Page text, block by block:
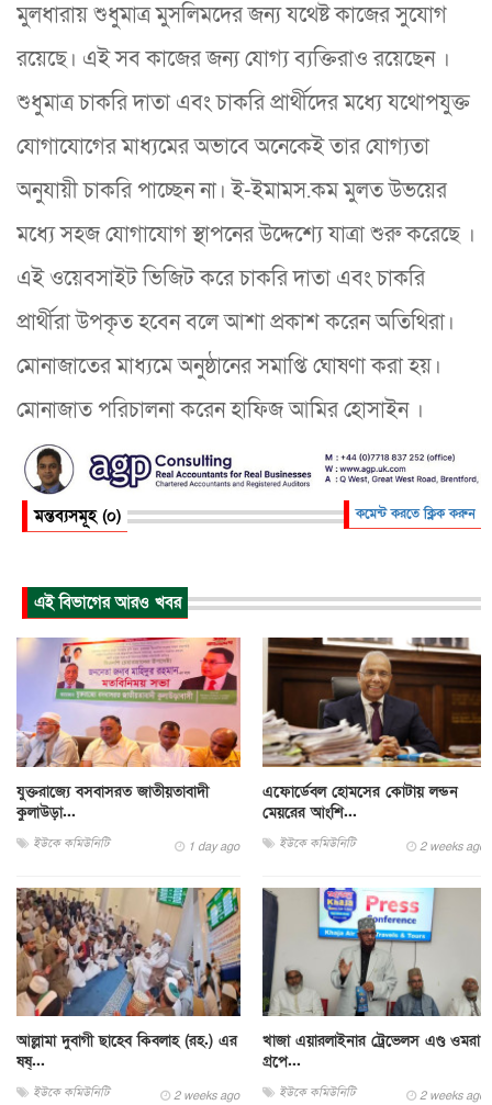
মুলধারায় শুধুমাত্র মুসলিমদের জন‍্য যথেষ্ট কাজের সুযোগ
রয়েছে। এই সব কাজের জন্য যোগ্য ব্যক্তিরাও রয়েছেন ।
শুধুমাত্র চাকরি দাতা এবং চাকরি প্রার্থীদের মধ্যে যথোপযুক্ত
যোগাযোগের মাধ‍্যমের অভাবে অনেকেই তার যোগ্যতা
অনুযায়ী চাকরি পাচ্ছেন না। ই-ইমামস.কম মুলত উভয়ের
মধ্যে সহজ যোগাযোগ স্থাপনের উদ্দেশ্যে যাত্রা শুরু করেছে ।
এই ওয়েবসাইট ভিজিট করে চাকরি দাতা এবং চাকরি
প্রার্থীরা উপকৃত হবেন বলে আশা প্রকাশ করেন অতিথিরা।
মোনাজাতের মাধ্যমে অনুষ্ঠানের সমাপ্তি ঘোষণা করা হয়।
মোনাজাত পরিচালনা করেন হাফিজ আমির হোসাইন ।
মন্তব্যসমূহ (০) কমেন্ট করতে ক্লিক করুন
এই বিভাগের আরও খবর
যুক্তরাজ্যে বসবাসরত জাতীয়তাবাদী
কুলাউড়া...
ইউকে কমিউনিটি 1 day ago
এফোর্ডেবল হোমসের কোটায় লন্ডন
মেয়রের আংশি...
ইউকে কমিউনিটি 2 weeks ago
আল্লামা দুবাগী ছাহেব কিবলাহ (রহ.) এর
ষষ্...
ইউকে কমিউনিটি 2 weeks ago
খাজা এয়ারলাইনার ট্রেভেলস এণ্ড ওমরা
গ্রপে...
ইউকে কমিউনিটি 2 weeks ago